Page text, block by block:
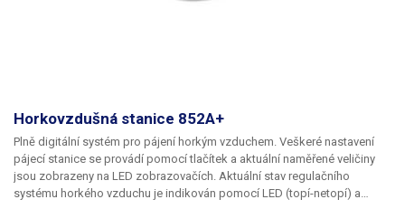
Horkovzdušná stanice 852A+
Plně digitální systém pro pájení horkým vzduchem. Veškeré nastavení
pájecí stanice se provádí pomocí tlačítek a aktuální naměřené veličiny
jsou zobrazeny na LED zobrazovačích. Aktuální stav regulačního
systému horkého vzduchu je indikován pomocí LED (topí-netopí) a